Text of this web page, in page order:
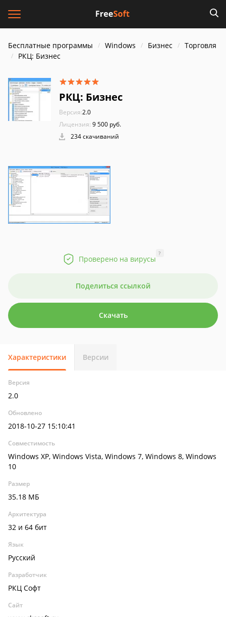
Бесплатные программы Windows Бизнес
Торговля
РКЦ: Бизнес
РКЦ: Бизнес
Версия:2.0
Лицензия: 9 500 руб.
234 скачиваний
Проверено на вирусы
?
Поделиться ссылкой
Скачать
Характеристики Версии
Версия
2.0
Обновлено
2018-10-27 15:10:41
Совместимость
Windows XP, Windows Vista, Windows 7, Windows 8, Windows
10
Размер
35.18 МБ
Архитектура
32 и 64 бит
Язык
Русский
Разработчик
РКЦ Софт
Сайт